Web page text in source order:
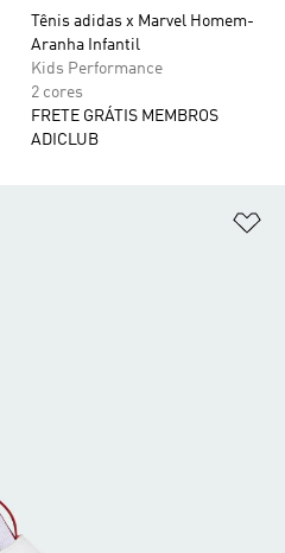
Tênis adidas x Marvel Homem-
Aranha Infantil
Kids Performance
2 cores
FRETE GRÁTIS MEMBROS
ADICLUB